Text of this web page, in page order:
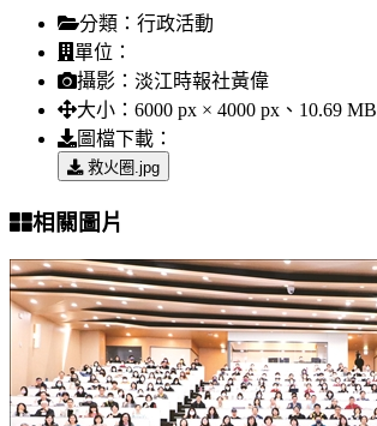
分類： 行政活動
單位：
攝影： 淡江時報社黃偉
大小： 6000 px × 4000 px、10.69 MB
圖檔下載：
救火圈.jpg
相關圖片